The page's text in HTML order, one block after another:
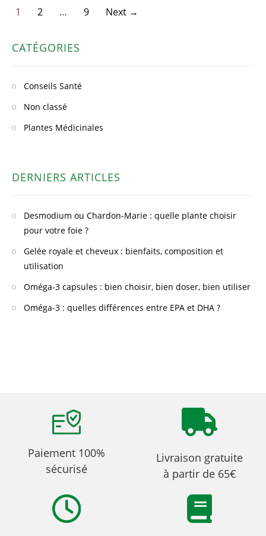
Posts
1 2 … 9 Next →
CATÉGORIES
Conseils Santé
Non classé
Plantes Médicinales
DERNIERS ARTICLES
Desmodium ou Chardon-Marie : quelle plante choisir
pour votre foie ?
Gelée royale et cheveux : bienfaits, composition et
utilisation
Oméga-3 capsules : bien choisir, bien doser, bien utiliser
Oméga-3 : quelles différences entre EPA et DHA ?
Paiement 100%
sécurisé
Livraison gratuite
à partir de 65€